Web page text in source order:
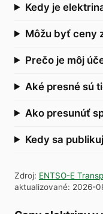
Kedy je
Môžu byť ceny
Prečo je môj
Aké presné sú
Ako presunúť
Kedy sa
Zdroj: ENTSO-E
aktualizované: 2026-